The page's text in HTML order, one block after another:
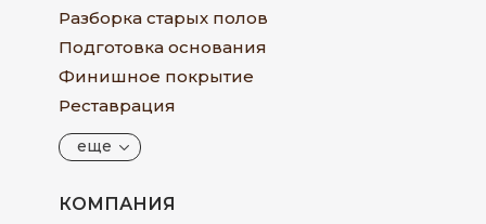
Разборка старых полов
Подготовка основания
Финишное покрытие
Реставрация
еще
КОМПАНИЯ